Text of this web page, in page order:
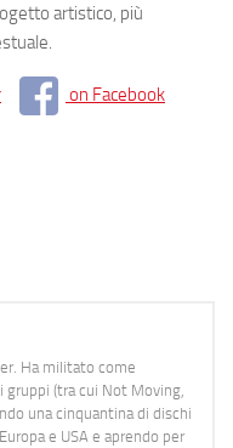
artistico, più
on Facebook
Ha militato come
(tra cui Not Moving,
una cinquantina di dischi
e USA e aprendo per